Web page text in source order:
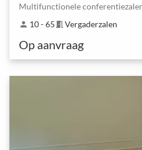
person 10 - 65 meeting_room Vergaderzalen
Op aanvraag